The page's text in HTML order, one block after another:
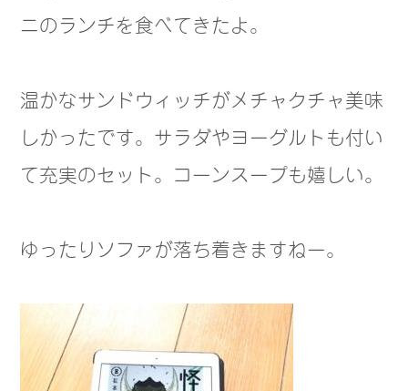
ニのランチを食べてきたよ。
温かなサンドウィッチがメチャクチャ美味
しかったです。サラダやヨーグルトも付い
て充実のセット。コーンスープも嬉しい。
ゆったりソファが落ち着きますねー。